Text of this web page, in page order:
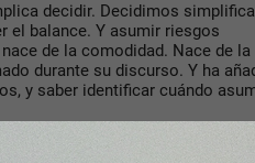
decidir. Decidimos
el balance. Y asumir riesgos
de la comodidad. Nace de la
durante su discurso. Y ha
y saber identificar cuándo